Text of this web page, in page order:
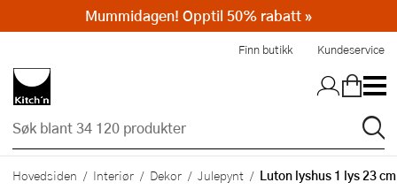
Finn butikk Kundeservice
Hovedsiden Interiør Dekor Julepynt Luton lyshus 1 lys 23
Mummidagen! Opptil 50% rabatt »